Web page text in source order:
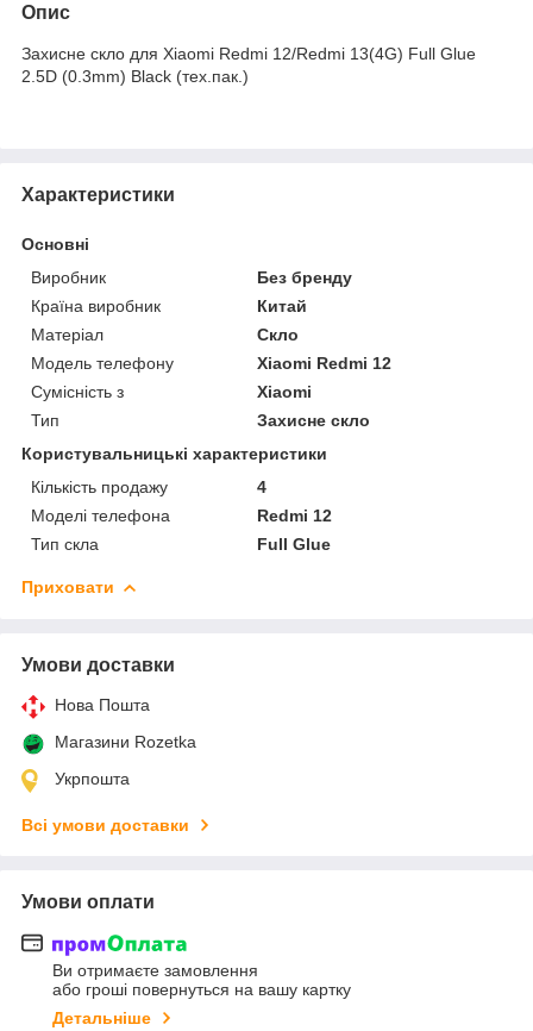
Опис
Захисне скло для Xiaomi Redmi 12/Redmi 13(4G) Full Glue
2.5D (0.3mm) Black (тех.пак.)
Характеристики
Основні
Виробник
Без бренду
Країна виробник
Китай
Матеріал
Скло
Модель телефону
Xiaomi Redmi 12
Сумісність з
Xiaomi
Тип
Захисне скло
Користувальницькі характеристики
Кількість продажу
4
Моделі телефона
Redmi 12
Тип скла
Full Glue
Приховати
Умови доставки
Нова Пошта
Магазини Rozetka
Укрпошта
Всі умови доставки
Умови оплати
Ви отримаєте замовлення
або гроші повернуться на вашу картку
Детальніше